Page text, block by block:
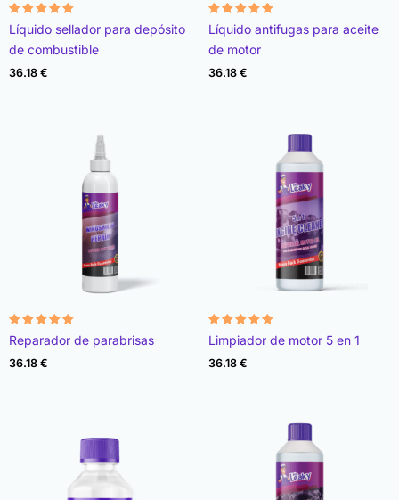
Valorado
con
4.95
de 5
Líquido sellador para depósito
de combustible
36.18 €
Valorado
con
4.99
de 5
Líquido antifugas para aceite
de motor
36.18 €
Valorado
con
4.91
de 5
Reparador de parabrisas
36.18 €
Valorado
con
4.98
de 5
Limpiador de motor 5 en 1
36.18 €